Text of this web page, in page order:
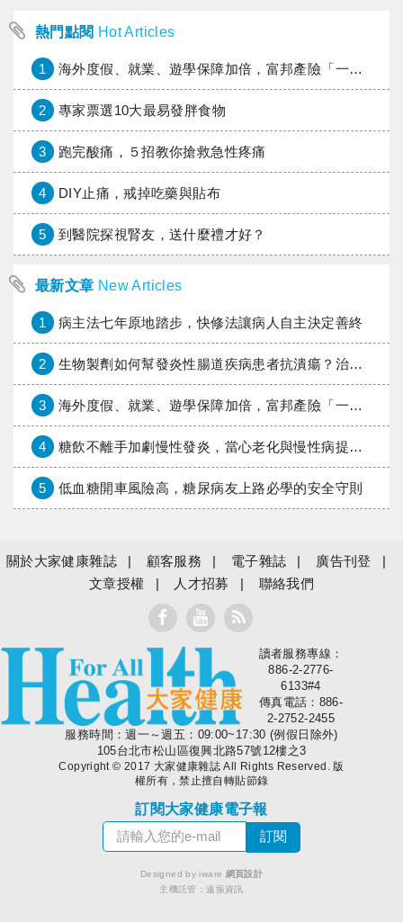
熱門點閱 Hot Articles
1 海外度假、就業、遊學保障加倍，富邦產險「一期逐夢」專案加碼遠距醫療與緊急救援
2 專家票選10大最易發胖食物
3 跑完酸痛，５招教你搶救急性疼痛
4 DIY止痛，戒掉吃藥與貼布
5 到醫院探視腎友，送什麼禮才好？
最新文章 New Articles
1 病主法七年原地踏步，快修法讓病人自主決定善終
2 生物製劑如何幫發炎性腸道疾病患者抗潰瘍？治療進展與健保給付困境一次看
3 海外度假、就業、遊學保障加倍，富邦產險「一期逐夢」專案加碼遠距醫療與緊急救援
4 糖飲不離手加劇慢性發炎，當心老化與慢性病提早報到
5 低血糖開車風險高，糖尿病友上路必學的安全守則
關於大家健康雜誌 顧客服務 電子雜誌
廣告刊登
文章授權
人才招募 聯絡我們
大家健康
讀者服務專線：
886-2-2776-
6133#4
傳真電話：886-
2-2752-2455
服務時間：週一～週五：09:00~17:30 (例假日除外)
105台北市松山區復興北路57號12樓之3
Copyright © 2017 大家健康雜誌 All Rights Reserved. 版
權所有，禁止擅自轉貼節錄
訂閱大家健康電子報
Designed by iware 網頁設計
主機託管：遠振資訊